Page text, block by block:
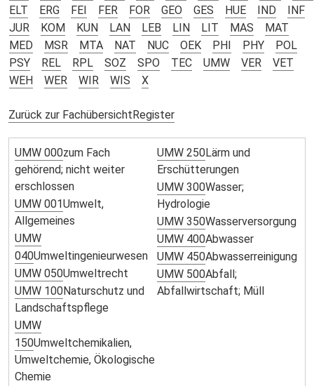
ELT
ERG FEI FER FOR GEO GES HUE IND
INF
JUR
KOM KUN LAN LEB LIN LIT MAS
MAT
MED
MSR MTA NAT NUC OEK PHI PHY
POL
PSY
REL RPL SOZ SPO TEC UMW VER
VET
WEH
WER WIR WIS X
Zurück zur FachübersichtRegister
UMW 000zum Fach
gehörend; nicht weiter
erschlossen
UMW 001Umwelt,
Allgemeines
UMW
040Umweltingenieurwesen
UMW 050Umweltrecht
UMW 100Naturschutz und
Landschaftspflege
UMW
150Umweltchemikalien,
Umweltchemie, Ökologische
Chemie
UMW 250Lärm und
Erschütterungen
UMW 300Wasser;
Hydrologie
UMW 350Wasserversorgung
UMW 400Abwasser
UMW 450Abwasserreinigung
UMW 500Abfall;
Abfallwirtschaft; Müll